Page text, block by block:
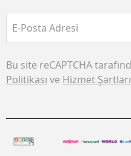
E-Posta Adresi
Bu site reCAPTCHA
Politikası ve Hizmet Şartları